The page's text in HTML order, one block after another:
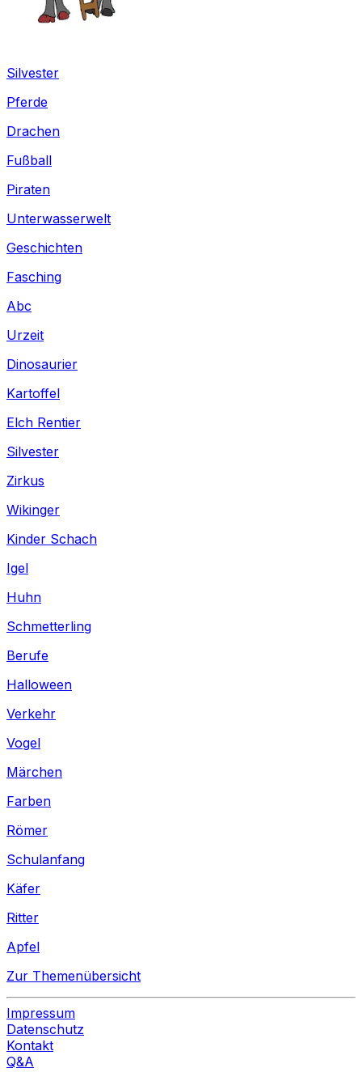
Silvester
Pferde
Drachen
Fußball
Piraten
Unterwasserwelt
Geschichten
Fasching
Abc
Urzeit
Dinosaurier
Kartoffel
Elch Rentier
Silvester
Zirkus
Wikinger
Kinder Schach
Igel
Huhn
Schmetterling
Berufe
Halloween
Verkehr
Vogel
Märchen
Farben
Römer
Schulanfang
Käfer
Ritter
Apfel
Zur Themenübersicht
Impressum
Datenschutz
Kontakt
Q&A